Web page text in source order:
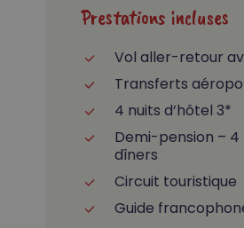
Prestations incluses
Vol aller-retour
Transferts
4 nuits d’hôtel 3*
Demi-pension –
dîners
Circuit touristique
Guide